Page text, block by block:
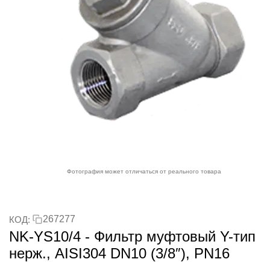
Фотография может отличаться от реального товара
КОД: 267277
NK-YS10/4 - Фильтр муфтовый Y-тип
нерж., AISI304 DN10 (3/8″), PN16